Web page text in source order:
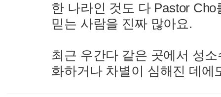
한 나라인 것도 다 Pastor
믿는 사람을 진짜 많아요.
최근 우간다 같은 곳에서 성
화하거나 차별이 심해진 데